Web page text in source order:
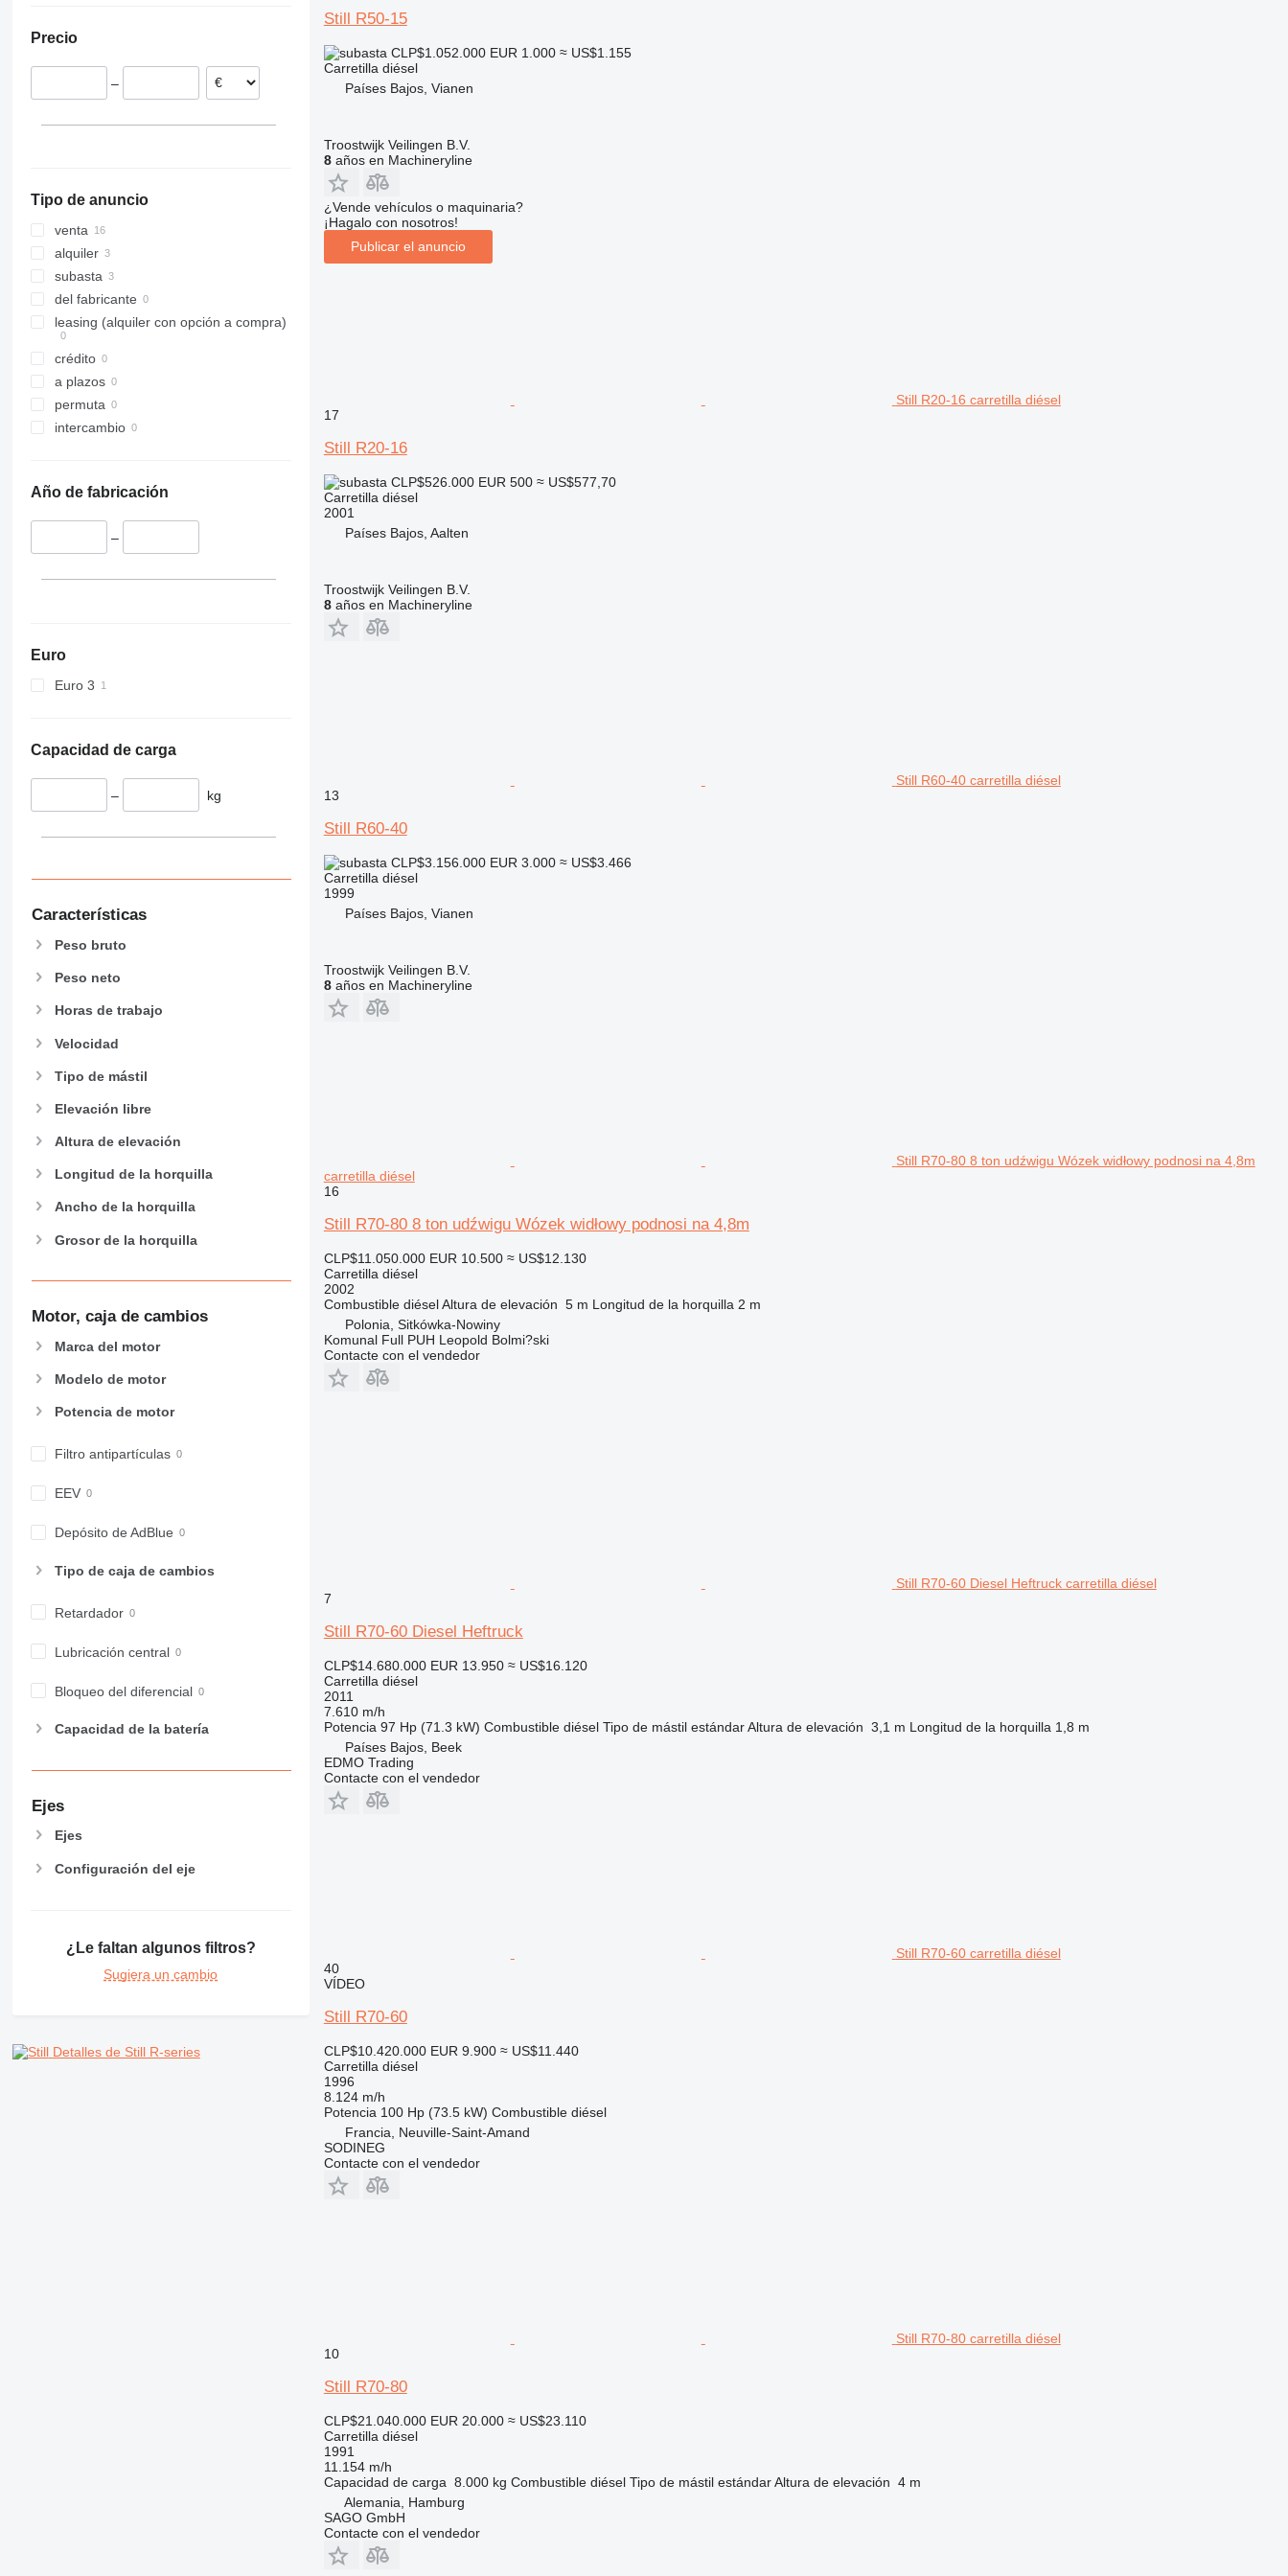
R70-80
RX 70-45
RX 70-50
Croacia
Francia
Precio
–
Tipo de anuncio
venta
alquiler
subasta
del fabricante
leasing (alquiler con opción a compra)
crédito
a plazos
permuta
intercambio
Año de fabricación
–
Euro
Euro 3
Capacidad de carga
– kg
Características
Peso bruto
Peso neto
Horas de trabajo
Velocidad
Tipo de mástil
Elevación libre
Altura de elevación
Longitud de la horquilla
Ancho de la horquilla
Grosor de la horquilla
Motor, caja de cambios
Marca del motor
Modelo de motor
Potencia de motor
Filtro antipartículas
EEV
Depósito de AdBlue
Tipo de caja de cambios
Retardador
Lubricación central
Bloqueo del diferencial
Capacidad de la batería
Ejes
Ejes
Configuración del eje
¿Le faltan algunos filtros?
Sugiera un cambio
Detalles de Still R-series
Still R50-15
CLP$1.052.000 EUR 1.000 ≈ US$1.155
Carretilla diésel
Países Bajos, Vianen
Troostwijk Veilingen B.V.
8años en Machineryline
¿Vende vehículos o maquinaria?
¡Hagalo con nosotros!
Publicar el anuncio
Still R20-16 carretilla diésel
17
Still R20-16
CLP$526.000 EUR 500 ≈ US$577,70
Carretilla diésel
2001
Países Bajos, Aalten
Troostwijk Veilingen B.V.
8años en Machineryline
Still R60-40 carretilla diésel
13
Still R60-40
CLP$3.156.000 EUR 3.000 ≈ US$3.466
Carretilla diésel
1999
Países Bajos, Vianen
Troostwijk Veilingen B.V.
8años en Machineryline
Still R70-80 8 ton udźwigu Wózek widłowy podnosi na 4,8m
carretilla diésel
16
Still R70-80 8 ton udźwigu Wózek widłowy podnosi na 4,8m
CLP$11.050.000 EUR 10.500 ≈ US$12.130
Carretilla diésel
2002
Combustible diésel Altura de elevación 5 m Longitud de la horquilla 2 m
Polonia, Sitkówka-Nowiny
Komunal Full PUH Leopold Bolmi?ski
Contacte con el vendedor
Still R70-60 Diesel Heftruck carretilla diésel
7
Still R70-60 Diesel Heftruck
CLP$14.680.000 EUR 13.950 ≈ US$16.120
Carretilla diésel
2011
7.610 m/h
Potencia 97 Hp (71.3 kW) Combustible diésel Tipo de mástil estándar Altura de elevación 3,1 m Longitud de la horquilla 1,8 m
Países Bajos, Beek
EDMO Trading
Contacte con el vendedor
Still R70-60 carretilla diésel
40
VÍDEO
Still R70-60
CLP$10.420.000 EUR 9.900 ≈ US$11.440
Carretilla diésel
1996
8.124 m/h
Potencia 100 Hp (73.5 kW) Combustible diésel
Francia, Neuville-Saint-Amand
SODINEG
Contacte con el vendedor
Still R70-80 carretilla diésel
10
Still R70-80
CLP$21.040.000 EUR 20.000 ≈ US$23.110
Carretilla diésel
1991
11.154 m/h
Capacidad de carga 8.000 kg Combustible diésel Tipo de mástil estándar Altura de elevación 4 m
Alemania, Hamburg
SAGO GmbH
Contacte con el vendedor